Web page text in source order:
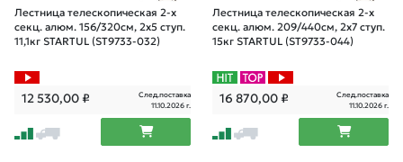
Лестница телескопическая 2-х
секц. алюм. 156/320см, 2х5 ступ.
11,1кг STARTUL (ST9733-032)
12 530,00₽
След.поставка
11.10.2026 г.
Лестница телескопическая 2-х
секц. алюм. 209/440см, 2х7 ступ.
15кг STARTUL (ST9733-044)
16 870,00₽
След.поставка
11.10.2026 г.